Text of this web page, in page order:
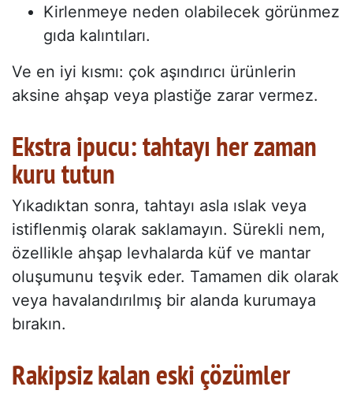
Kirlenmeye neden olabilecek görünmez
gıda kalıntıları.
Ve en iyi kısmı: çok aşındırıcı ürünlerin
aksine ahşap veya plastiğe zarar vermez.
Ekstra ipucu: tahtayı her zaman
kuru tutun
Yıkadıktan sonra, tahtayı asla ıslak veya
istiflenmiş olarak saklamayın. Sürekli nem,
özellikle ahşap levhalarda küf ve mantar
oluşumunu teşvik eder. Tamamen dik olarak
veya havalandırılmış bir alanda kurumaya
bırakın.
Rakipsiz kalan eski çözümler